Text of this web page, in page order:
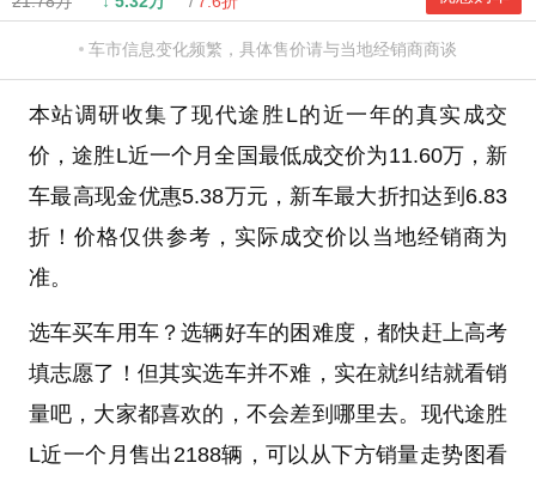
车市信息变化频繁，具体售价请与当地经销商商谈
本站调研收集了现代途胜L的近一年的真实成交
价，途胜L近一个月全国最低成交价为11.60万，新
车最高现金优惠5.38万元，新车最大折扣达到6.83
折！价格仅供参考，实际成交价以当地经销商为
准。
选车买车用车？选辆好车的困难度，都快赶上高考
填志愿了！但其实选车并不难，实在就纠结就看销
量吧，大家都喜欢的，不会差到哪里去。现代途胜
L近一个月售出2188辆，可以从下方销量走势图看